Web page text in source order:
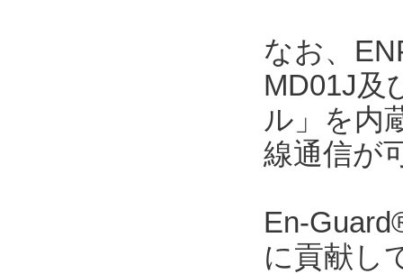
なお、
MD01J及
ル」を内
線通信が
En-
に貢献し